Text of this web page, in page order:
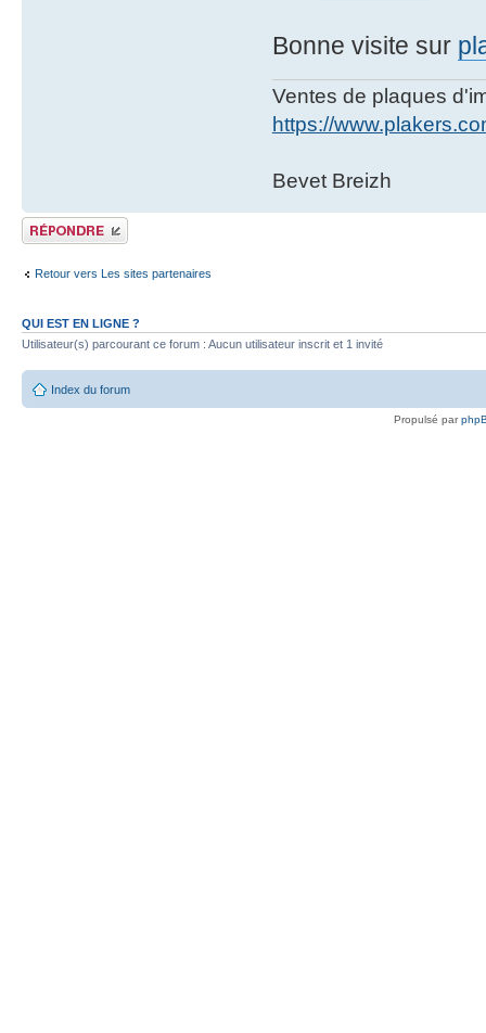
Bonne visite sur
Ventes de plaques
https://
Bevet Breizh
Publier une réponse
Retour vers Les sites partenaires
QUI EST EN LIGNE ?
Utilisateur(s) parcourant ce forum : Aucun utilisateur inscrit et 1 invité
Index du forum
Propulsé par